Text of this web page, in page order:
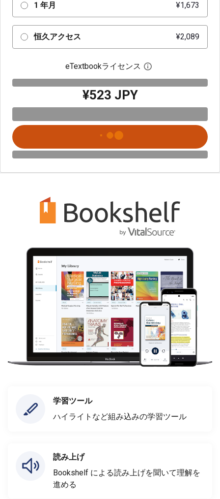
1 年月 ¥1,673
恒久アクセス ¥2,089
eTextbookライセンス デジタルライセン
¥523 JPY
学習ツール
ハイライトなど組み込みの学習ツール
読み上げ
Bookshelf による読み上げを聞いて理解を
進める